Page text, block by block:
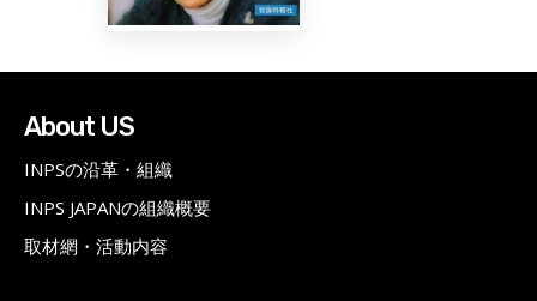
About US
INPSの沿革・組織
INPS JAPANの組織概要
取材網・活動内容